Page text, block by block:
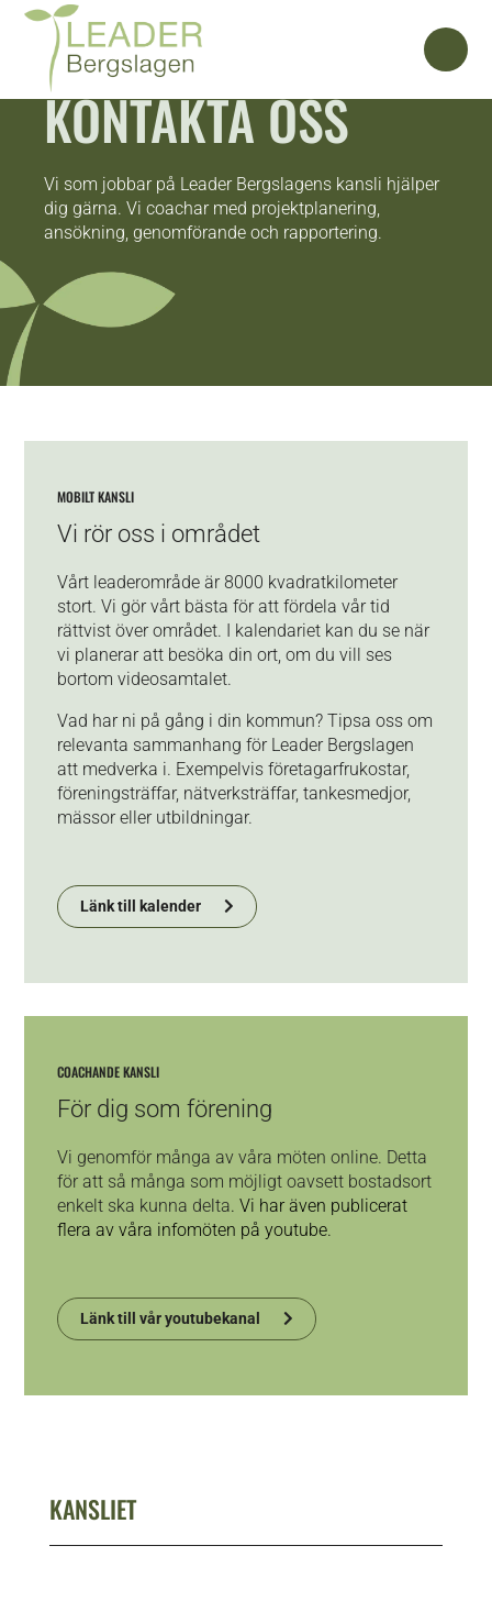
KONTAKTA OSS
Vi som jobbar på Leader Bergslagens kansli hjälper
dig gärna. Vi coachar med projektplanering,
ansökning, genomförande och rapportering.
MOBILT KANSLI
Vi rör oss i området
Vårt leaderområde är 8000 kvadratkilometer
stort. Vi gör vårt bästa för att fördela vår tid
rättvist över området. I kalendariet kan du se när
vi planerar att besöka din ort, om du vill ses
bortom videosamtalet.
Vad har ni på gång i din kommun? Tipsa oss om
relevanta sammanhang för Leader Bergslagen
att medverka i. Exempelvis företagarfrukostar,
föreningsträffar, nätverksträffar, tankesmedjor,
mässor eller utbildningar.
Länk till kalender
COACHANDE KANSLI
För dig som förening
Vi genomför många av våra möten online. Detta
för att så många som möjligt oavsett bostadsort
enkelt ska kunna delta. Vi har även publicerat
flera av våra infomöten på youtube.
Länk till vår youtubekanal
KANSLIET